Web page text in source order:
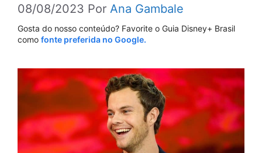
08/08/2023 Por Ana Gambale
Gosta do nosso conteúdo? Favorite o Guia Disney+ Brasil
como fonte preferida no Google.